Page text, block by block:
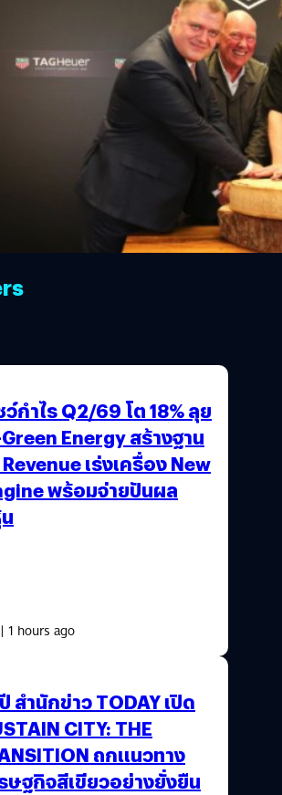
มทีมกับ Google และ Intel เพื่อพัฒนา
Apple Watch
| 4154 days ago
ว์กำไร Q2/69 โต 18% ลุย
Energy สร้างฐาน
เร่งเครื่อง New
พร้อมจ่ายปันผล
| 1 hours ago
สำนักข่าว TODAY เปิด
CITY: THE
ถกแนวทาง
ษฐกิจสีเขียวอย่างยั่งยืน